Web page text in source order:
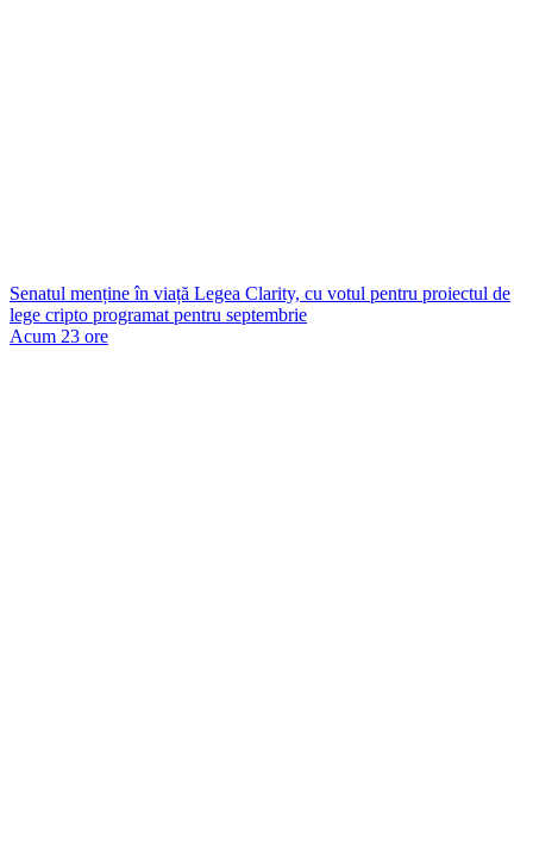
Senatul menține în viață Legea Clarity, cu votul pentru proiectul de
lege cripto programat pentru septembrie
Acum 23 ore